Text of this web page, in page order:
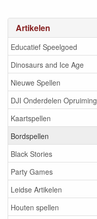
Artikelen
Educatief Speelgoed
Dinosaurs and Ice Age
Nieuwe Spellen
DJI Onderdelen Opruiming
Kaartspellen
Bordspellen
Black Stories
Party Games
Leidse Artikelen
Houten spellen